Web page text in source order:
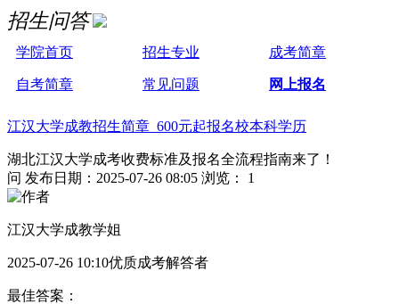
招生问答
学院首页 招生专业 成考简章
自考简章 常见问题 网上报名
江汉大学成教招生简章 600元起报名校本科学历
湖北江汉大学成考收费标准及报名全流程指南来了！
问 发布日期：2025-07-26 08:05 浏览： 1
江汉大学成教学姐
2025-07-26 10:10优质成考解答者
最佳答案：